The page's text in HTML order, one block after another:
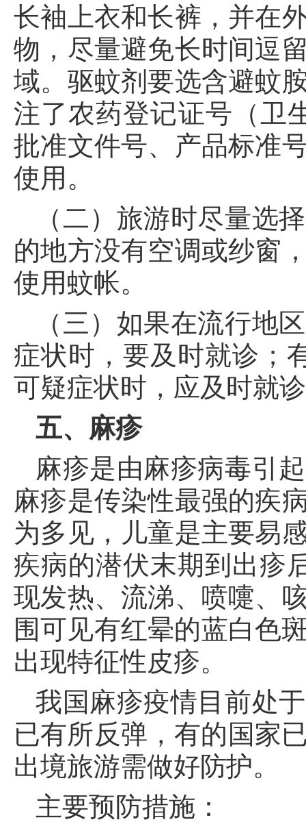
长袖上衣和长裤，并在
物，尽量避免长时间逗
域。 驱蚊剂要选含避蚊
注了农药登记证号（卫
批准文件号、产品标准
使用。
（二）旅游时尽量选
的地方没有空调或纱窗
使用蚊帐。
（三）如果在流行地
症状时，要及时就诊；
可疑症状时，应及时就
五、麻疹
麻疹是由麻疹病毒引
麻疹是传染性最强的疾
为多见，儿童是主要易
疾病的潜伏末期到出疹
现发热、流涕、喷嚏、
围可见有红晕的蓝白色
出现特征性皮疹。
我国麻疹疫情目前处
已有所反弹，有的国家
出境旅游需做好防护。
主要预防措施：